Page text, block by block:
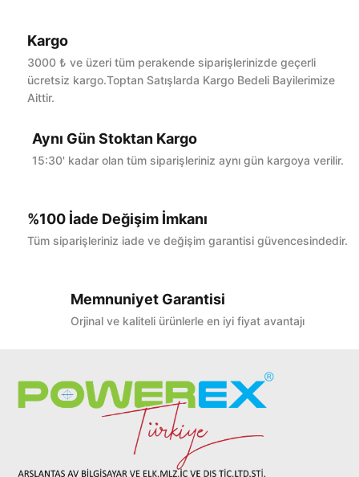
Bu ürüne ilk yorumu siz yapın!
Kargo
3000 ₺ ve üzeri tüm perakende siparişlerinizde geçerli
ücretsiz kargo.Toptan Satışlarda Kargo Bedeli Bayilerimize
Aittir.
Aynı Gün Stoktan Kargo
15:30' kadar olan tüm siparişleriniz aynı gün kargoya verilir.
%100 İade Değişim İmkanı
Tüm siparişleriniz iade ve değişim garantisi güvencesindedir.
Memnuniyet Garantisi
Orjinal ve kaliteli ürünlerle en iyi fiyat avantajı